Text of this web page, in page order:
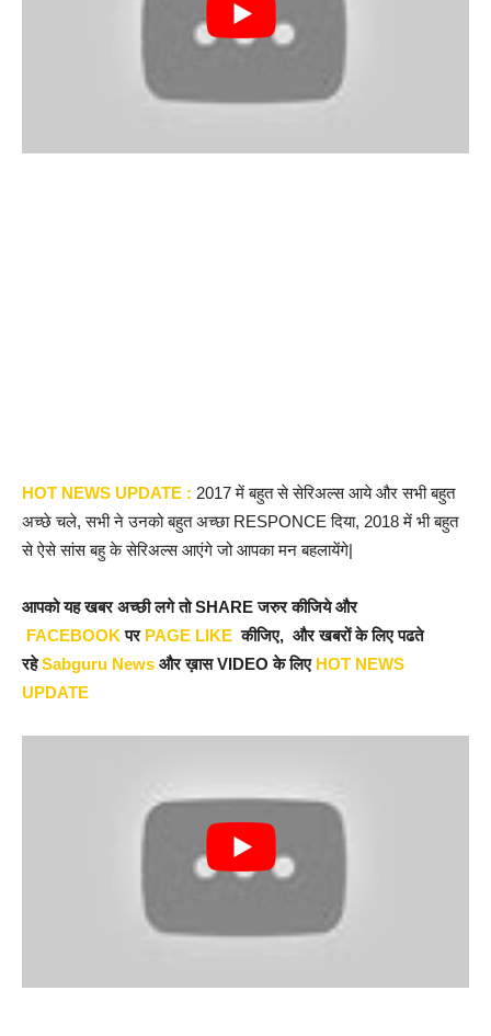
HOT NEWS UPDATE : 2017 में बहुत से सेरिअल्स आये और सभी बहुत
अच्छे चले, सभी ने उनको बहुत अच्छा RESPONCE दिया, 2018 में भी बहुत
से ऐसे सांस बहु के सेरिअल्स आएंगे जो आपका मन बहलायेंगे|
आपको यह खबर अच्छी लगे तो SHARE जरुर कीजिये और
FACEBOOKपर PAGE LIKE कीजिए, और खबरों के लिए पढते
रहेSabguru News और ख़ास VIDEO के लिए HOT NEWS
UPDATE